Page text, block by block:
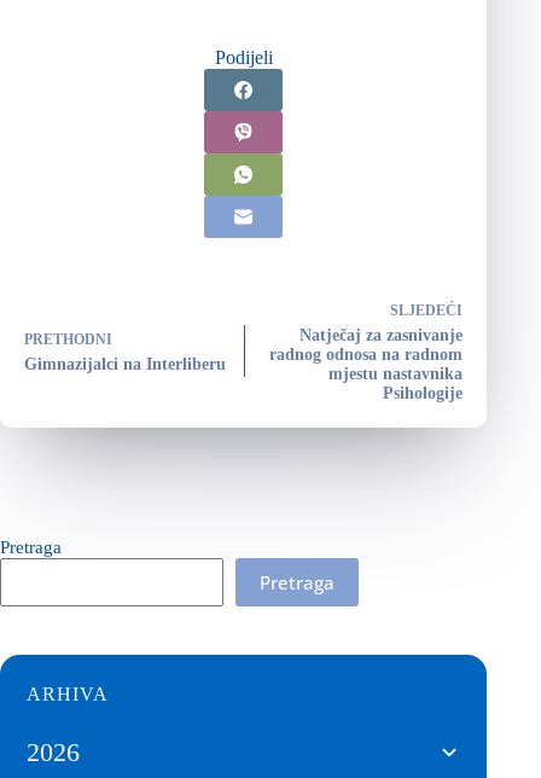
Podijeli
PRETHODNI
Gimnazijalci na Interliberu
SLJEDEĆI
Natječaj za zasnivanje
radnog odnosa na radnom
mjestu nastavnika
Psihologije
Pretraga
Pretraga
ARHIVA
2026